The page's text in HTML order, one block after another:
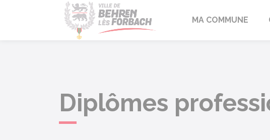
Behren-lès-Forbach
MA COMMUNE
Diplômes